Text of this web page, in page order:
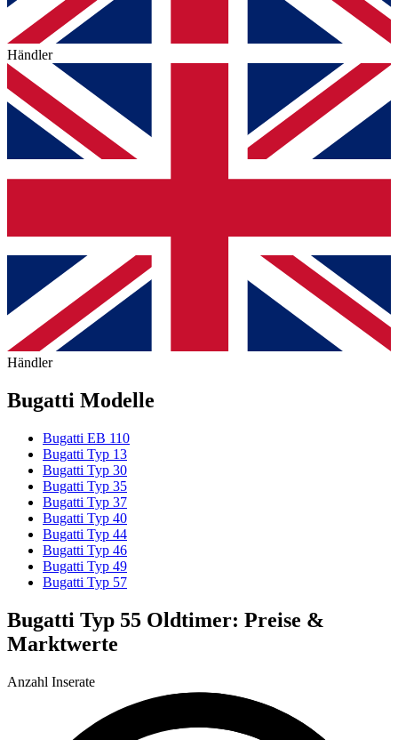
Händler
Händler
Bugatti Modelle
Bugatti EB 110
Bugatti Typ 13
Bugatti Typ 30
Bugatti Typ 35
Bugatti Typ 37
Bugatti Typ 40
Bugatti Typ 44
Bugatti Typ 46
Bugatti Typ 49
Bugatti Typ 57
Bugatti Typ 55 Oldtimer: Preise &
Marktwerte
Anzahl Inserate